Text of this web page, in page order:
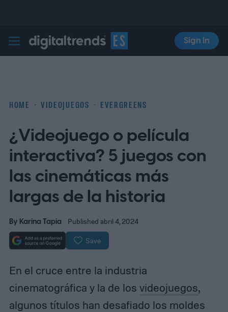
Digital Trends Español
Sign In
HOME VIDEOJUEGOS EVERGREENS
¿Videojuego o película
interactiva? 5 juegos con
las cinemáticas más
largas de la historia
By Karina Tapia Published abril 4, 2024
Save
En el cruce entre la industria
cinematográfica y la de los videojuegos,
algunos títulos han desafiado los moldes